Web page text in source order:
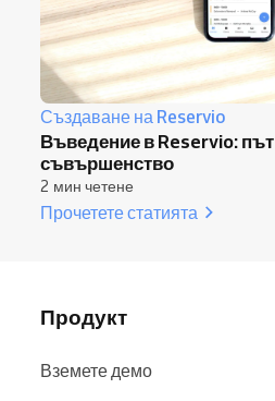
Създаване на Reservio
Въведение в Reservio:
съвършенство
2 мин четене
Прочетете статията
Продукт
Вземете демо